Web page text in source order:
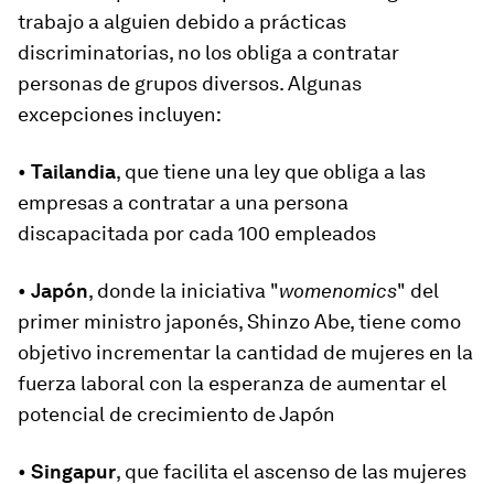
trabajo a alguien debido a prácticas
discriminatorias, no los obliga a contratar
personas de grupos diversos. Algunas
excepciones incluyen:
• Tailandia, que tiene una ley que obliga a las
empresas a contratar a una persona
discapacitada por cada 100 empleados
• Japón, donde la iniciativa "womenomics" del
primer ministro japonés, Shinzo Abe, tiene como
objetivo incrementar la cantidad de mujeres en la
fuerza laboral con la esperanza de aumentar el
potencial de crecimiento de Japón
• Singapur, que facilita el ascenso de las mujeres